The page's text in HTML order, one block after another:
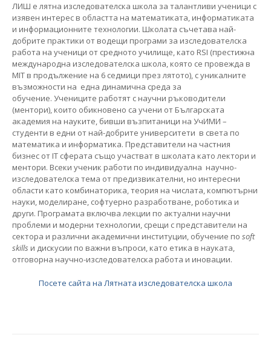
ЛИШ е лятна изследователска школа за талантливи ученици с
изявен интерес в областта на математиката, информатиката
и информационните технологии. Школата съчетава най-
добрите практики от водещи програми за изследователска
работа на ученици от средното училище, като RSI (престижна
международна изследователска школа, която се провежда в
MIT в продължение на 6 седмици през лятото), с уникалните
възможности на една динамична среда за
обучение. Учениците работят с научни ръководители
(ментори), които обикновено са учени от Българската
академия на науките, бивши възпитаници на УчИМИ –
студенти в едни от най-добрите университети в света по
математика и информатика. Представители на частния
бизнес от IT сферата също участват в школата като лектори и
ментори. Всеки ученик работи по индивидуална научно-
изследователска тема от предизвикателни, но интересни
области като комбинаторика, теория на числата, компютърни
науки, моделиране, софтуерно разработване, роботика и
други. Програмата включва лекции по актуални научни
проблеми и модерни технологии, срещи с представители на
сектора и различни академични институции, обучение по soft
skills и дискусии по важни въпроси, като етика в науката,
отговорна научно-изследователска работа и иновации.
Посете сайта на Лятната изследователска школа